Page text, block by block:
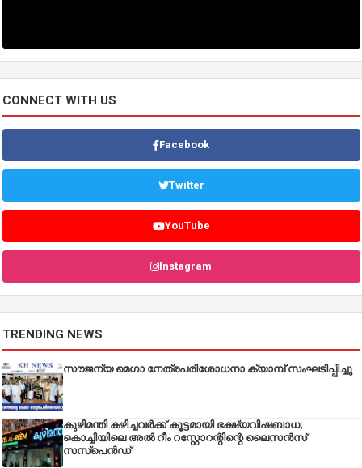
CONNECT WITH US
Facebook
Twitter
YouTube
Instagram
TRENDING NEWS
സൗജന്യ മെഗാ നേത്രപരിശോധനാ ക്യാമ്പ് സംഘടിപ്പിച്ചു
കുഴിമന്തി കഴിച്ചവർക്ക് കൂട്ടമായി ഭക്ഷ്യവിഷബാധ;
കൊച്ചിയിലെ അൽ റീം റസ്റ്റോറന്റിന്റെ ലൈസൻസ്
സസ്പെൻഡ്